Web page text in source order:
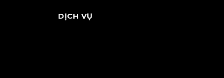
DỊCH VỤ